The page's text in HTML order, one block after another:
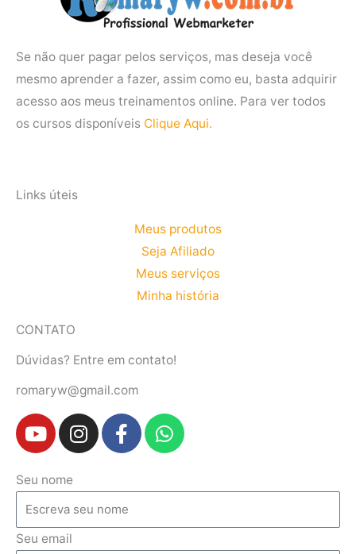
Se não quer pagar pelos serviços, mas deseja você
mesmo aprender a fazer, assim como eu, basta adquirir
acesso aos meus treinamentos online. Para ver todos
os cursos disponíveis Clique Aqui.
Links úteis
Meus produtos
Seja Afiliado
Meus serviços
Minha história
CONTATO
Dúvidas? Entre em contato!
romaryw@gmail.com
Y
o
t
u
b
e
I
n
a
g
F
a
b
o
W
h
a
Seu nome
Seu email